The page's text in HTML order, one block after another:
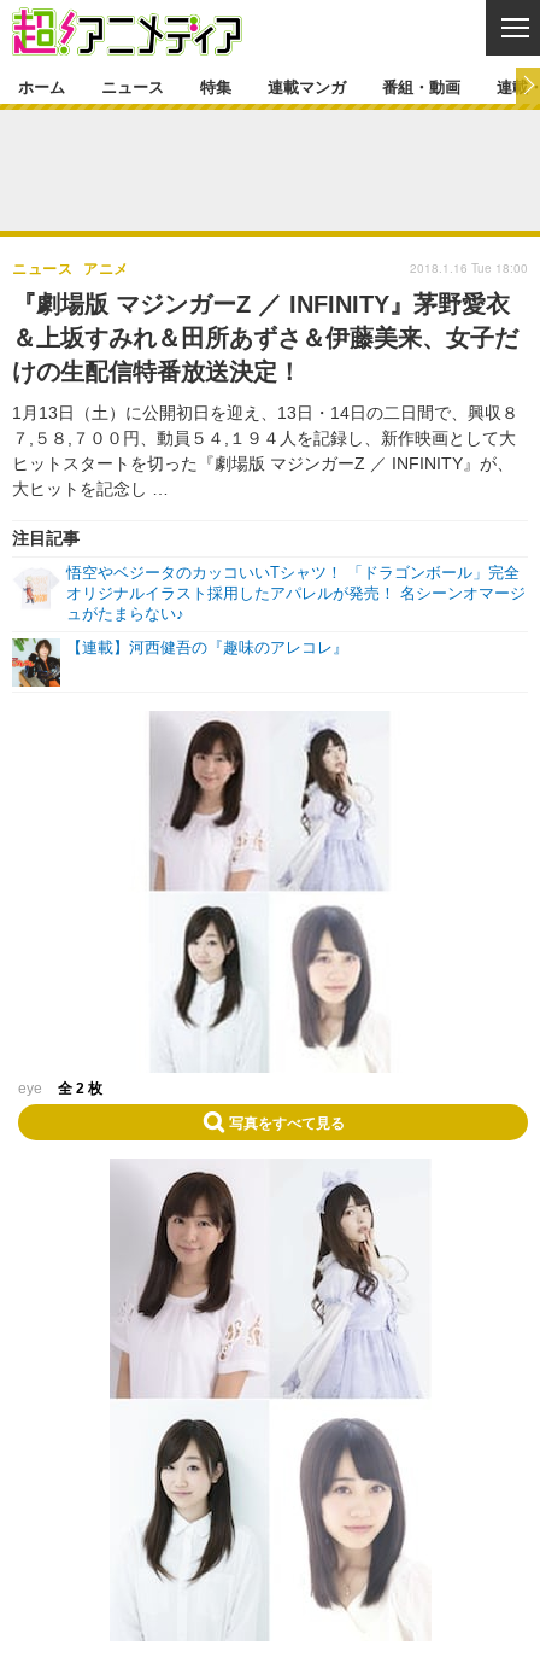
ゲーム・アプリ マンガ
グッズ イベント
声優
舞台 新帝スタ
特集一覧 カバー
ラキりす
連載マンガ
連載マンガ一覧 連載一覧
番組・動画
番組・動画一覧 ラジオ
動画
連載・ブログ
連載・ブログ一覧
編集部ブログ・お知らせ
ホーム ニュース 特集 連載マンガ 番組・動画 連載
『劇場版 マジンガーZ ／ INFINITY』茅野愛衣
＆上坂すみれ＆田所あずさ＆伊藤美来、女子だ
けの生配信特番放送決定！
1月13日（土）に公開初日を迎え、13日・14日の二日間で、興収８
７,５８,７００円、動員５４,１９４人を記録し、新作映画として大
ヒットスタートを切った『劇場版 マジンガーZ ／ INFINITY』が、
大ヒットを記念し …
ニュース アニメ
注目記事
悟空やベジータのカッコいいTシャツ！ 「ドラゴンボール」完全
オリジナルイラスト採用したアパレルが発売！ 名シーンオマージ
ュがたまらない♪
【連載】河西健吾の『趣味のアレコレ』
2018.1.16 Tue 18:00
eye 全 2 枚
写真をすべて見る